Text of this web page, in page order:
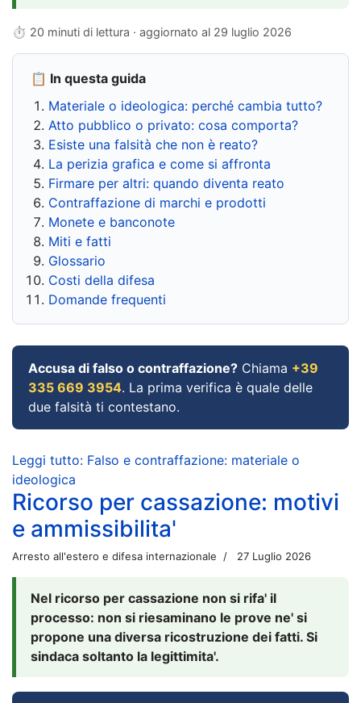
⏱ 20 minuti di lettura · aggiornato al 29 luglio 2026
📋 In questa guida
Materiale o ideologica: perché cambia tutto?
Atto pubblico o privato: cosa comporta?
Esiste una falsità che non è reato?
La perizia grafica e come si affronta
Firmare per altri: quando diventa reato
Contraffazione di marchi e prodotti
Monete e banconote
Miti e fatti
Glossario
Costi della difesa
Domande frequenti
Accusa di falso o contraffazione? Chiama +39
335 669 3954. La prima verifica è quale delle
due falsità ti contestano.
Leggi tutto: Falso e contraffazione: materiale o
ideologica
Ricorso per cassazione: motivi
e ammissibilita'
Arresto all'estero e difesa internazionale 27 Luglio 2026
Nel ricorso per cassazione non si rifa' il
processo: non si riesaminano le prove ne' si
propone una diversa ricostruzione dei fatti. Si
sindaca soltanto la legittimita'.